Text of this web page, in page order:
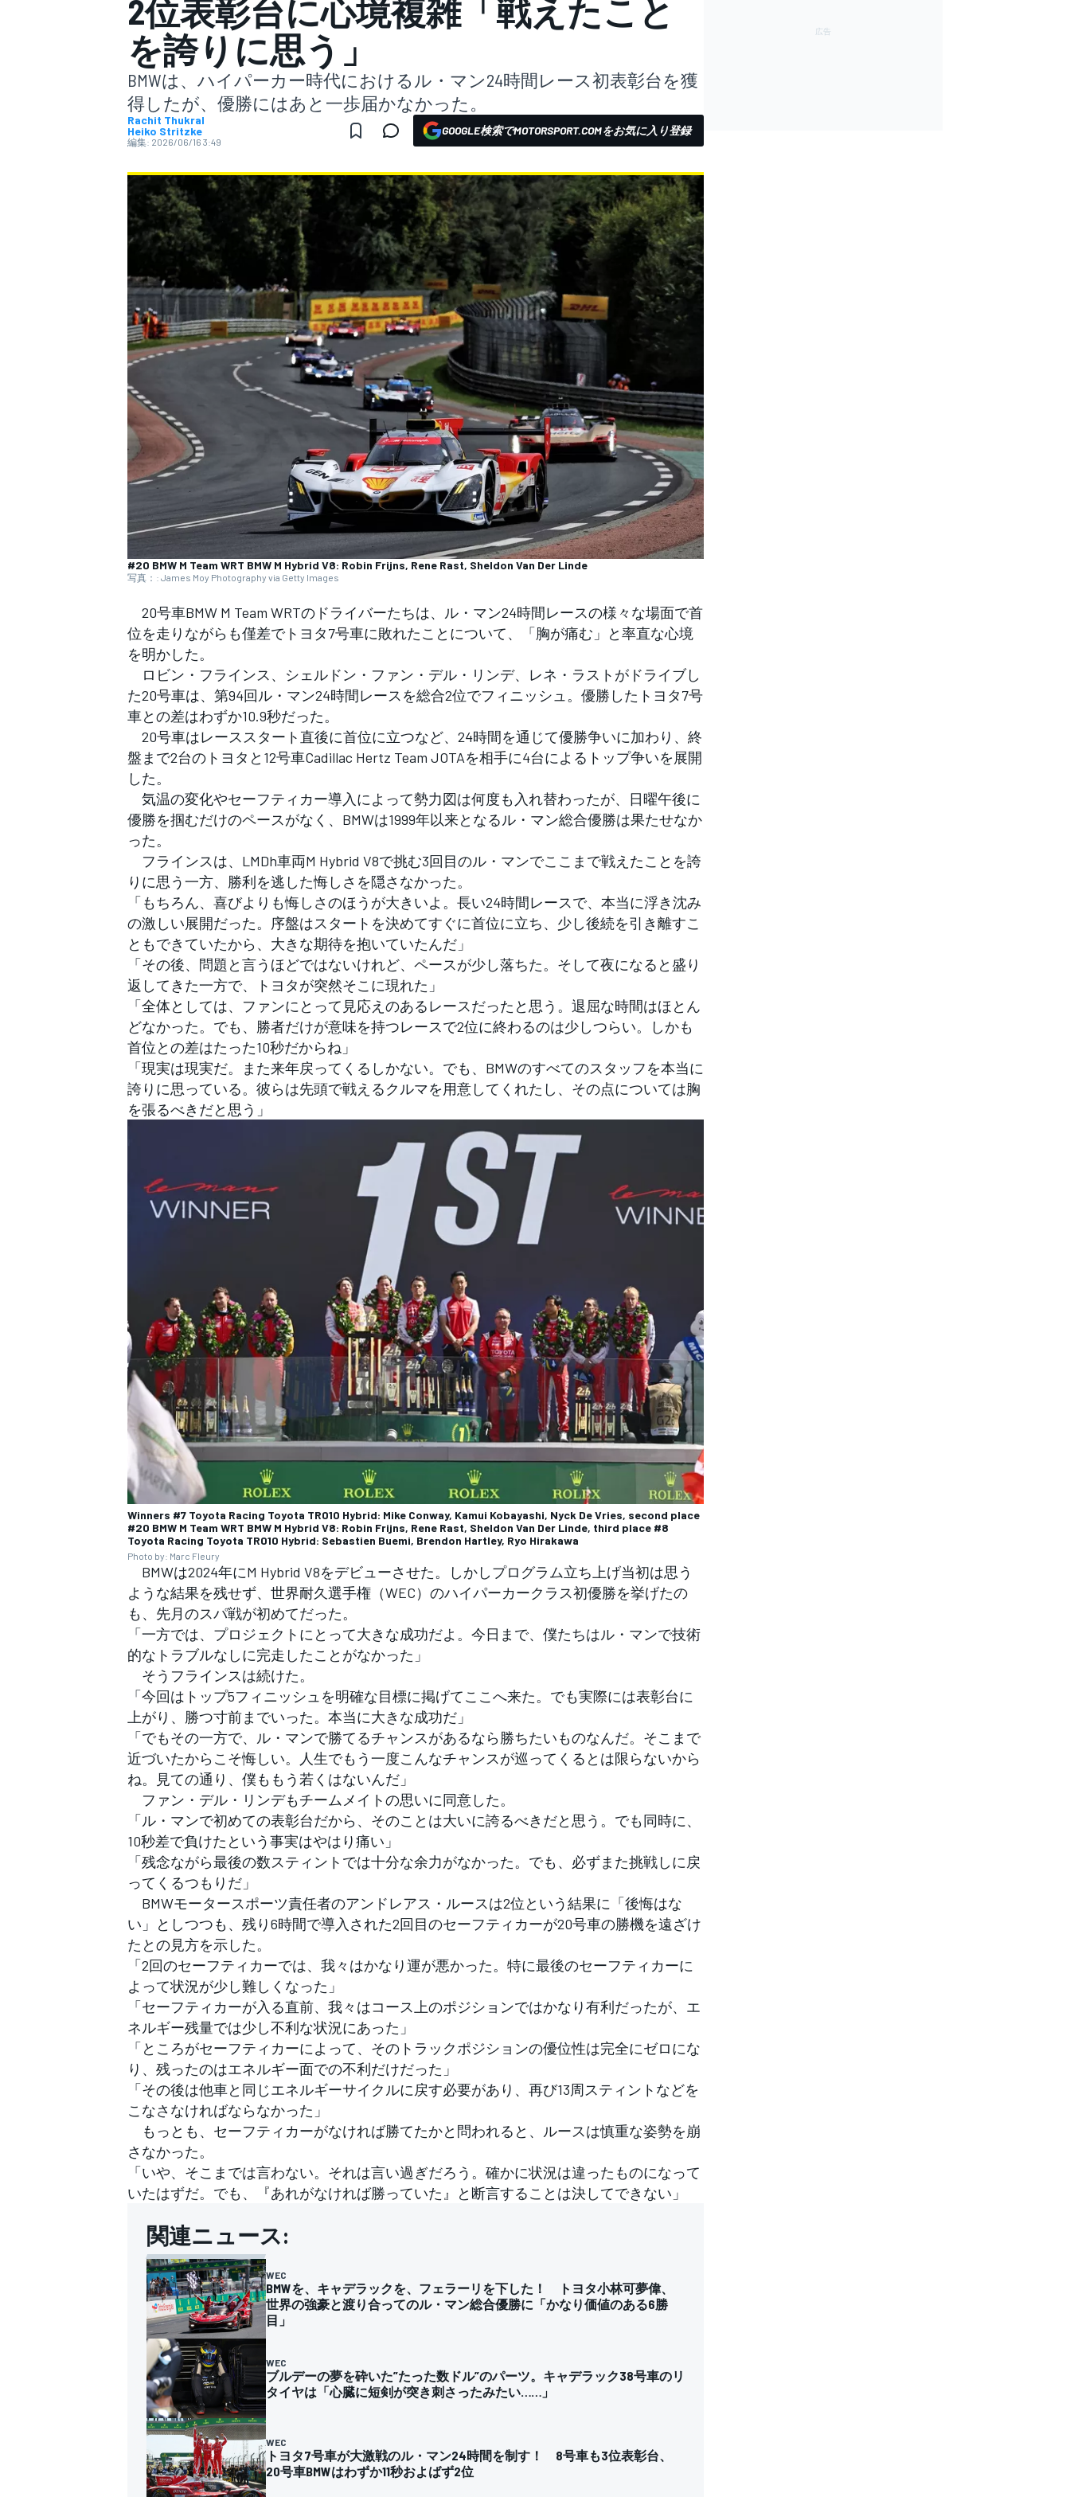
スーパーフォーミュラ
スーパーGT
WEC
フォーミュラE
すべてのカテゴリー
2位表彰台に心境複雑「戦えたこと
を誇りに思う」
BMWは、ハイパーカー時代におけるル・マン24時間レース初表彰台を獲
得したが、優勝にはあと一歩届かなかった。
Rachit Thukral
Heiko Stritzke
編集: 2026/06/16 3:49
GOOGLE検索でMOTORSPORT.COMをお気に入り登録
#20 BMW M Team WRT BMW M Hybrid V8: Robin Frijns, Rene Rast, Sheldon Van Der Linde
写真：: James Moy Photography via Getty Images
20号車BMW M Team WRTのドライバーたちは、ル・マン24時間レースの様々な場面で首
位を走りながらも僅差でトヨタ7号車に敗れたことについて、「胸が痛む」と率直な心境
を明かした。
ロビン・フラインス、シェルドン・ファン・デル・リンデ、レネ・ラストがドライブし
た20号車は、第94回ル・マン24時間レースを総合2位でフィニッシュ。優勝したトヨタ7号
車との差はわずか10.9秒だった。
20号車はレーススタート直後に首位に立つなど、24時間を通じて優勝争いに加わり、終
盤まで2台のトヨタと12号車Cadillac Hertz Team JOTAを相手に4台によるトップ争いを展開
した。
気温の変化やセーフティカー導入によって勢力図は何度も入れ替わったが、日曜午後に
優勝を掴むだけのペースがなく、BMWは1999年以来となるル・マン総合優勝は果たせなか
った。
フラインスは、LMDh車両M Hybrid V8で挑む3回目のル・マンでここまで戦えたことを誇
りに思う一方、勝利を逃した悔しさを隠さなかった。
「もちろん、喜びよりも悔しさのほうが大きいよ。長い24時間レースで、本当に浮き沈み
の激しい展開だった。序盤はスタートを決めてすぐに首位に立ち、少し後続を引き離すこ
ともできていたから、大きな期待を抱いていたんだ」
「その後、問題と言うほどではないけれど、ペースが少し落ちた。そして夜になると盛り
返してきた一方で、トヨタが突然そこに現れた」
「全体としては、ファンにとって見応えのあるレースだったと思う。退屈な時間はほとん
どなかった。でも、勝者だけが意味を持つレースで2位に終わるのは少しつらい。しかも
首位との差はたった10秒だからね」
「現実は現実だ。また来年戻ってくるしかない。でも、BMWのすべてのスタッフを本当に
誇りに思っている。彼らは先頭で戦えるクルマを用意してくれたし、その点については胸
を張るべきだと思う」
Winners #7 Toyota Racing Toyota TR010 Hybrid: Mike Conway, Kamui Kobayashi, Nyck De Vries, second place
#20 BMW M Team WRT BMW M Hybrid V8: Robin Frijns, Rene Rast, Sheldon Van Der Linde, third place #8
Toyota Racing Toyota TR010 Hybrid: Sebastien Buemi, Brendon Hartley, Ryo Hirakawa
Photo by: Marc Fleury
BMWは2024年にM Hybrid V8をデビューさせた。しかしプログラム立ち上げ当初は思う
ような結果を残せず、世界耐久選手権（WEC）のハイパーカークラス初優勝を挙げたの
も、先月のスパ戦が初めてだった。
「一方では、プロジェクトにとって大きな成功だよ。今日まで、僕たちはル・マンで技術
的なトラブルなしに完走したことがなかった」
そうフラインスは続けた。
「今回はトップ5フィニッシュを明確な目標に掲げてここへ来た。でも実際には表彰台に
上がり、勝つ寸前までいった。本当に大きな成功だ」
「でもその一方で、ル・マンで勝てるチャンスがあるなら勝ちたいものなんだ。そこまで
近づいたからこそ悔しい。人生でもう一度こんなチャンスが巡ってくるとは限らないから
ね。見ての通り、僕ももう若くはないんだ」
ファン・デル・リンデもチームメイトの思いに同意した。
「ル・マンで初めての表彰台だから、そのことは大いに誇るべきだと思う。でも同時に、
10秒差で負けたという事実はやはり痛い」
「残念ながら最後の数スティントでは十分な余力がなかった。でも、必ずまた挑戦しに戻
ってくるつもりだ」
BMWモータースポーツ責任者のアンドレアス・ルースは2位という結果に「後悔はな
い」としつつも、残り6時間で導入された2回目のセーフティカーが20号車の勝機を遠ざけ
たとの見方を示した。
「2回のセーフティカーでは、我々はかなり運が悪かった。特に最後のセーフティカーに
よって状況が少し難しくなった」
「セーフティカーが入る直前、我々はコース上のポジションではかなり有利だったが、エ
ネルギー残量では少し不利な状況にあった」
「ところがセーフティカーによって、そのトラックポジションの優位性は完全にゼロにな
り、残ったのはエネルギー面での不利だけだった」
「その後は他車と同じエネルギーサイクルに戻す必要があり、再び13周スティントなどを
こなさなければならなかった」
もっとも、セーフティカーがなければ勝てたかと問われると、ルースは慎重な姿勢を崩
さなかった。
「いや、そこまでは言わない。それは言い過ぎだろう。確かに状況は違ったものになって
いたはずだ。でも、『あれがなければ勝っていた』と断言することは決してできない」
関連ニュース:
WEC
BMWを、キャデラックを、フェラーリを下した！ トヨタ小林可夢偉、
世界の強豪と渡り合ってのル・マン総合優勝に「かなり価値のある6勝
目」
WEC
ブルデーの夢を砕いた”たった数ドル”のパーツ。キャデラック38号車のリ
タイヤは「心臓に短剣が突き刺さったみたい……」
WEC
トヨタ7号車が大激戦のル・マン24時間を制す！ 8号車も3位表彰台、
20号車BMWはわずか11秒およばず2位